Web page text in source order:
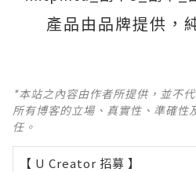
產品由品牌提供，
*本站之內容由作者所提供，並不
所有博客的立場、真實性、準確性
任。
【 U Creator 招募 】